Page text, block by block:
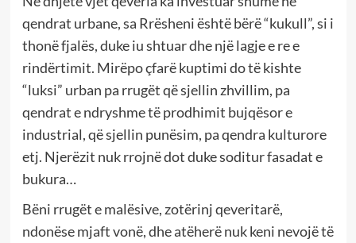
qendrat urbane, sa Rrësheni është bërë “kukull”, si i
thonë fjalës, duke iu shtuar dhe një lagje e re e
rindërtimit. Mirëpo çfarë kuptimi do të kishte
“luksi” urban pa rrugët që sjellin zhvillim, pa
qendrat e ndryshme të prodhimit bujqësor e
industrial, që sjellin punësim, pa qendra kulturore
etj. Njerëzit nuk rrojnë dot duke soditur fasadat e
bukura…
Bëni rrugët e malësive, zotërinj qeveritarë,
ndonëse mjaft vonë, dhe atëherë nuk keni nevojë të